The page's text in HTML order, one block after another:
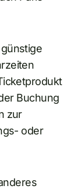
Buchung
zur
oder